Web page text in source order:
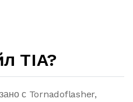
TIA?
с Tornadoflasher,